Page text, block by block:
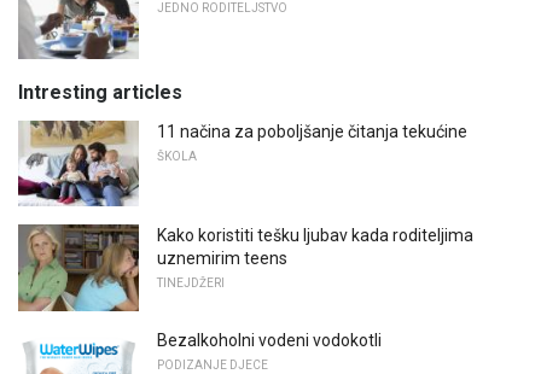
JEDNO RODITELJSTVO
Intresting articles
11 načina za poboljšanje čitanja tekućine
ŠKOLA
Kako koristiti tešku ljubav kada roditeljima
uznemirim teens
TINEJDŽERI
Bezalkoholni vodeni vodokotli
PODIZANJE DJECE